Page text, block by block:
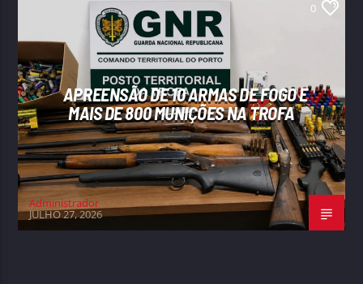
0
APREENSÃO DE 10 ARMAS DE FOGO E
MAIS DE 800 MUNIÇÕES NA TROFA
Administrador
JULHO 27, 2026